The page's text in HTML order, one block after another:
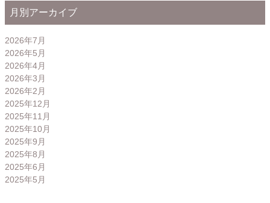
月別アーカイブ
2026年7月
2026年5月
2026年4月
2026年3月
2026年2月
2025年12月
2025年11月
2025年10月
2025年9月
2025年8月
2025年6月
2025年5月